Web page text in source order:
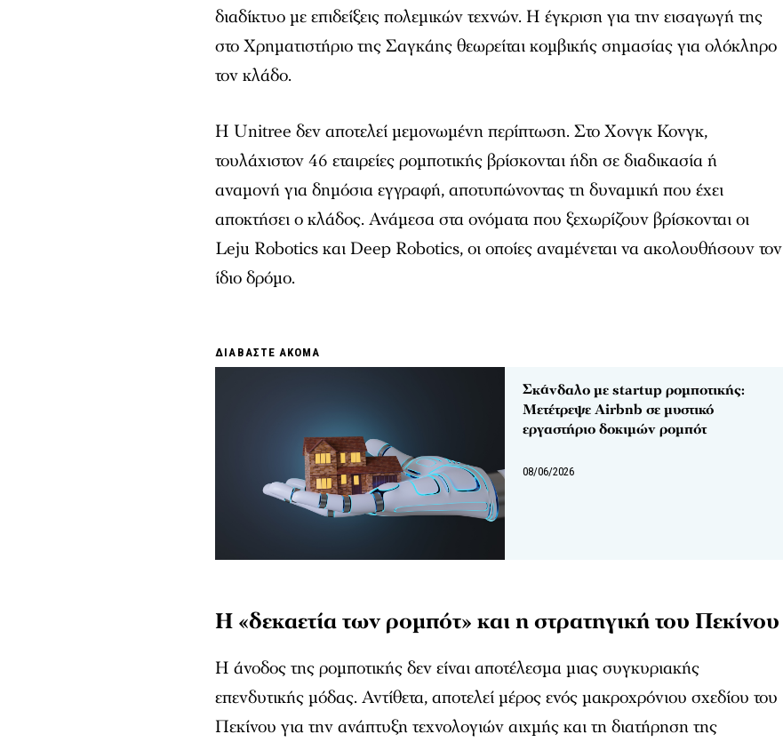
διαδίκτυο με επιδείξεις πολεμικών τεχνών. Η έγκριση για την εισαγωγή της
στο Χρηματιστήριο της Σαγκάης θεωρείται κομβικής σημασίας για ολόκληρο
τον κλάδο.
Η Unitree δεν αποτελεί μεμονωμένη περίπτωση. Στο Χονγκ Κονγκ,
τουλάχιστον 46 εταιρείες ρομποτικής βρίσκονται ήδη σε διαδικασία ή
αναμονή για δημόσια εγγραφή, αποτυπώνοντας τη δυναμική που έχει
αποκτήσει ο κλάδος. Ανάμεσα στα ονόματα που ξεχωρίζουν βρίσκονται οι
Leju Robotics και Deep Robotics, οι οποίες αναμένεται να ακολουθήσουν τον
ίδιο δρόμο.
ΔΙΑΒΑΣΤΕ ΑΚΟΜΑ
Σκάνδαλο με startup ρομποτικής:
Μετέτρεψε Airbnb σε μυστικό
εργαστήριο δοκιμών ρομπότ
08/06/2026
Η «δεκαετία των ρομπότ» και η στρατηγική του Πεκίνου
Η άνοδος της ρομποτικής δεν είναι αποτέλεσμα μιας συγκυριακής
επενδυτικής μόδας. Αντίθετα, αποτελεί μέρος ενός μακροχρόνιου σχεδίου του
Πεκίνου για την ανάπτυξη τεχνολογιών αιχμής και τη διατήρηση της